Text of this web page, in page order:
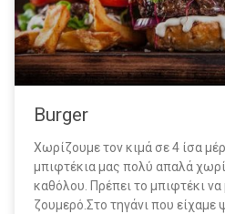
Burger
Χωρίζουμε τον κιμά σε 4 ίσα
μπιφτέκια μας πολύ απαλά
καθόλου. Πρέπει το μπιφτέκι να
ζουμερό.Στο τηγάνι που είχαμε